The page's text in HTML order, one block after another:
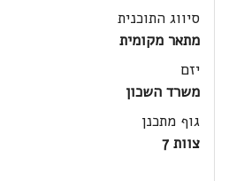
סיווג התוכנית
מתאר מקומית
יזם
משרד השכון
גוף מתכנן
צוות 7